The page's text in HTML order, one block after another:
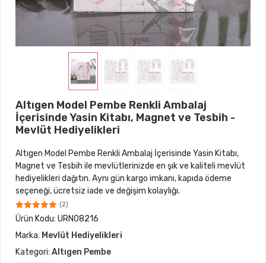
Altıgen Model Pembe Renkli Ambalaj
İçerisinde Yasin Kitabı, Magnet ve Tesbih -
Mevlüt Hediyelikleri
Altıgen Model Pembe Renkli Ambalaj İçerisinde Yasin Kitabı,
Magnet ve Tesbih ile mevlütlerinizde en şık ve kaliteli mevlüt
hediyelikleri dağıtın. Aynı gün kargo imkanı, kapıda ödeme
seçeneği, ücretsiz iade ve değişim kolaylığı.
(2)
Ürün Kodu: URN08216
Marka: Mevlüt Hediyelikleri
Kategori: Altıgen Pembe